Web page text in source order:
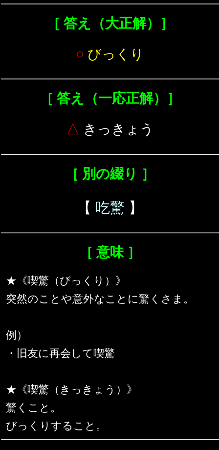
［ 答え（大正解）］
○ びっくり
［ 答え（一応正解）］
△ きっきょう
［ 別の綴り ］
【 吃驚 】
［ 意味 ］
★《喫驚（びっくり）》
突然のことや意外なことに驚くさま。
例）
・旧友に再会して喫驚
★《喫驚（きっきょう）》
驚くこと。
びっくりすること。